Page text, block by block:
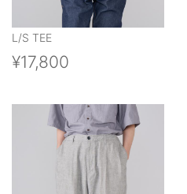
L/S TEE
¥17,800